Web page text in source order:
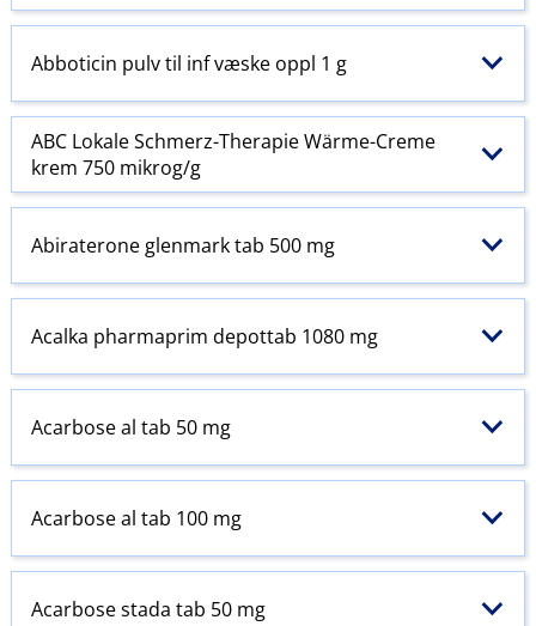
Abboticin pulv til inf væske oppl 1 g
ABC Lokale Schmerz-Therapie Wärme-Creme
krem 750 mikrog/g
Abiraterone glenmark tab 500 mg
Acalka pharmaprim depottab 1080 mg
Acarbose al tab 50 mg
Acarbose al tab 100 mg
Acarbose stada tab 50 mg